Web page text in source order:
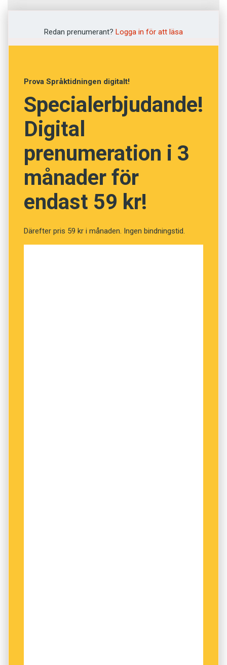
Trans
Motsatspar
Godsvagn
Hänryckning
Gatukorsning
Redan prenumerant? Logga in för att läsa
Prova Språktidningen digitalt!
Specialerbjudande!
Digital
prenumeration i 3
månader för
endast 59 kr!
Därefter pris 59 kr i månaden. Ingen bindningstid.